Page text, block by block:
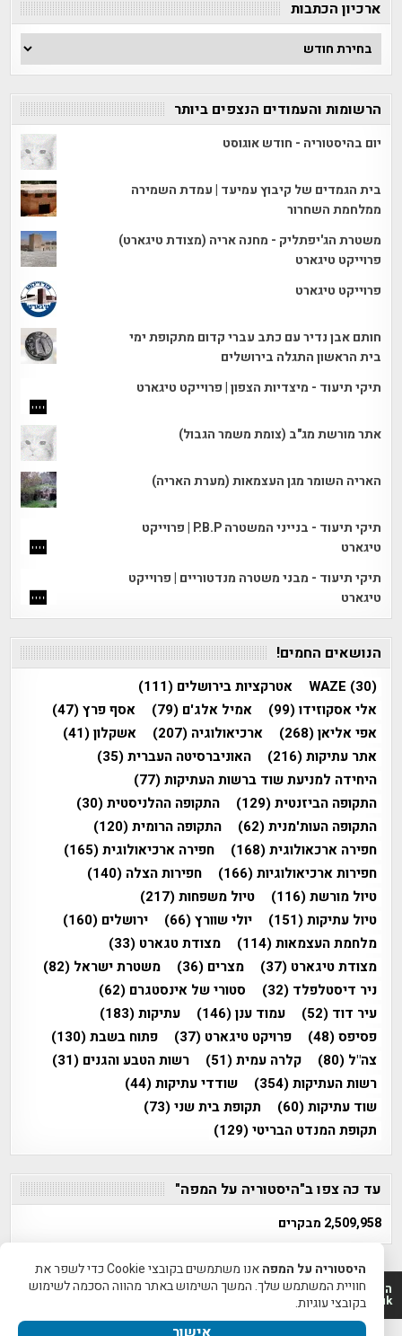
ארכיון הכתבות
ארכיון
הכתבות
הרשומות והעמודים הנצפים ביותר
יום בהיסטוריה - חודש אוגוסט
בית הגמדים של קיבוץ עמיעד | עמדת השמירה
ממלחמת השחרור
משטרת הג'יפתליק - מחנה אריה (מצודת טיגארט)
פרוייקט טיגארט
פרוייקט טיגארט
חותם אבן נדיר עם כתב עברי קדום מתקופת ימי
בית הראשון התגלה בירושלים
תיקי תיעוד - מיצדיות הצפון | פרוייקט טיגארט
אתר מורשת מג"ב (צומת משמר הגבול)
האריה השומר מגן העצמאות (מערת האריה)
תיקי תיעוד - בנייני המשטרה P.B.P | פרוייקט
טיגארט
תיקי תיעוד - מבני משטרה מנדטוריים | פרוייקט
טיגארט
הנושאים החמים!
WAZE (30) אטרקציות בירושלים (111)
אלי אסקוזידו(99) אמיל אלג'ם (79) אסף פרץ(47)
אפי אליאן(268) ארכיאולוגיה (207) אשקלון(41)
אתר עתיקות(216) האוניברסיטה העברית(35)
היחידה למניעת שוד ברשות העתיקות(77)
התקופה הביזנטית(129) התקופה ההלניסטית(30)
התקופה העות'מנית(62) התקופה הרומית(120)
חפירה ארכאולוגית(168) חפירה ארכיאולוגית(165)
חפירות ארכיאולוגיות(166) חפירות הצלה (140)
טיול מורשת(116) טיול משפחות(217)
טיול עתיקות(151) יולי שוורץ(66) ירושלים (160)
מלחמת העצמאות(114) מצודת טגארט (33)
מצודת טיגארט (37) מצרים (36) משטרת ישראל (82)
ניר דיסטלפלד (32) סטורי של אינסטגרם (62)
עיר דוד (52) עמוד ענן(146) עתיקות(183)
פסיפס(48) פרויקט טיגארט (37) פתוח בשבת(130)
צה"ל (80) קלרה עמית(51) רשות הטבע והגנים (31)
רשות העתיקות(354) שודדי עתיקות(44)
שוד עתיקות(60) תקופת בית שני(73)
תקופת המנדט הבריטי(129)
עד כה צפו ב"היסטוריה על המפה"
2,509,958 מבקרים
היסטוריה על המפה 2011-2026 | פרוייקט טיגארט 2012-2026|
www.mapah.co.il | www.tegart.uk
היסטוריה על המפה
אנו משתמשים בקובצי Cookie כדי לשפר את
חוויית המשתמש שלך. המשך השימוש באתר מהווה הסכמה לשימוש
בקובצי עוגיות.